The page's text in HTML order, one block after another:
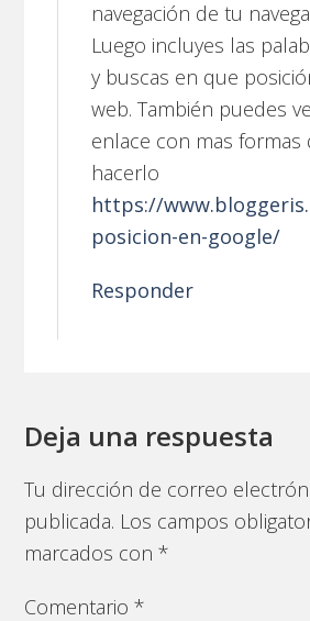
navegación de tu
Luego incluyes las
y buscas en que
web. También puedes
enlace con mas formas
hacerlo
https://
posicion-en-google/
Responder
Deja una respuesta
Tu dirección de correo
publicada. Los campos
marcados con*
Comentario*